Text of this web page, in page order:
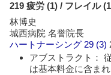
219 疲労 (1) / フレイル
林博史
城西病院 名誉院長
ハートナーシング 29 (3)
アブストラクト：
は基本料金に含まれ